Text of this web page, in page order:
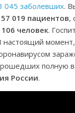
045 заболевших.
57 019 пациентов,
106 человек.
настоящий
полную
России.